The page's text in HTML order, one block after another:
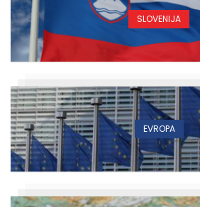
SLOVENIJA
EVROPA